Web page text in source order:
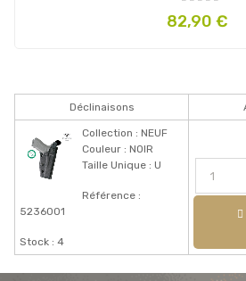
Prix
82,90 €
Déclinaisons
Collection : NEUF
Couleur : NOIR
Taille Unique : U
Référence :
5236001
Stock : 4